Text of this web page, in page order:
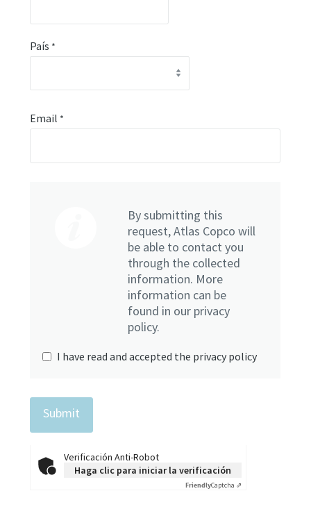
País *
Email *
By submitting this
request, Atlas Copco will
be able to contact you
through the collected
information. More
information can be
found in our privacy
policy.
I have read and accepted the privacy policy
Verificación Anti-Robot
Haga clic para iniciar la verificación
FriendlyCaptcha ⇗